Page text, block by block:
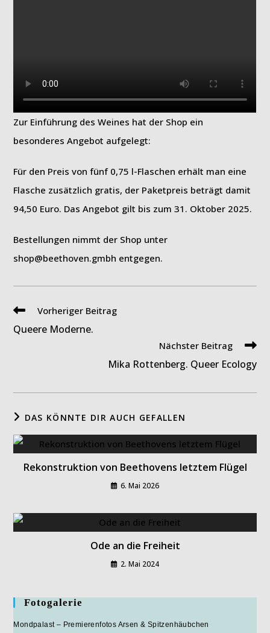
Zur Einführung des Weines hat der Shop ein
besonderes Angebot aufgelegt:
Für den Preis von fünf 0,75 l-Flaschen erhält man eine
Flasche zusätzlich gratis, der Paketpreis beträgt damit
94,50 Euro. Das Angebot gilt bis zum 31. Oktober 2025.
Bestellungen nimmt der Shop unter
shop@beethoven.gmbh entgegen.
Weitere
ansehen
Vorheriger Beitrag
Queere Moderne.
Nächster Beitrag
Mika Rottenberg. Queer Ecology
DAS KÖNNTE DIR AUCH GEFALLEN
Rekonstruktion von Beethovens letztem Flügel
6. Mai 2026
Ode an die Freiheit
2. Mai 2024
Fotogalerie
Mondpalast – Premierenfotos Arsen & Spitzenhäubchen